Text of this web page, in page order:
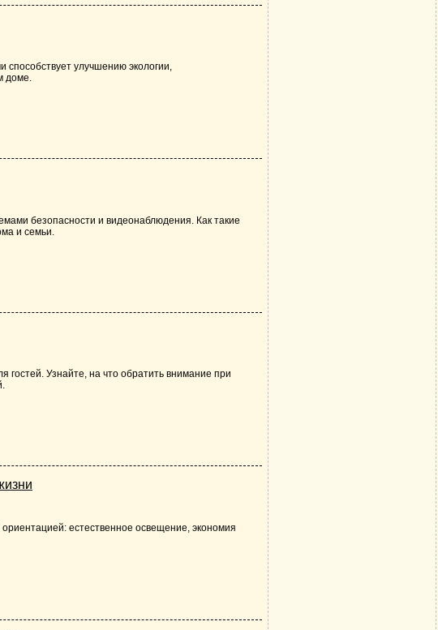
улучшению экологии,
доме.
безопасности и видеонаблюдения. Как такие
и семьи.
Узнайте, на что обратить внимание при
естественное освещение, экономия